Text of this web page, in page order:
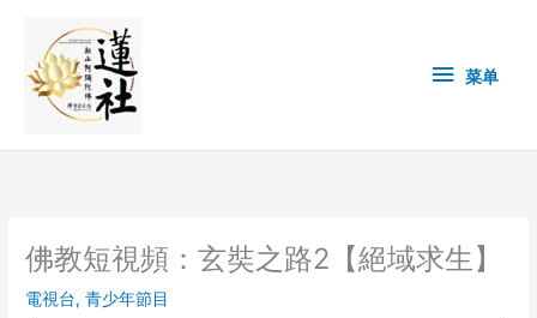
content
单 菜单
佛教短視頻：玄奘之路2【絕域求生】
電視台,青少年節目